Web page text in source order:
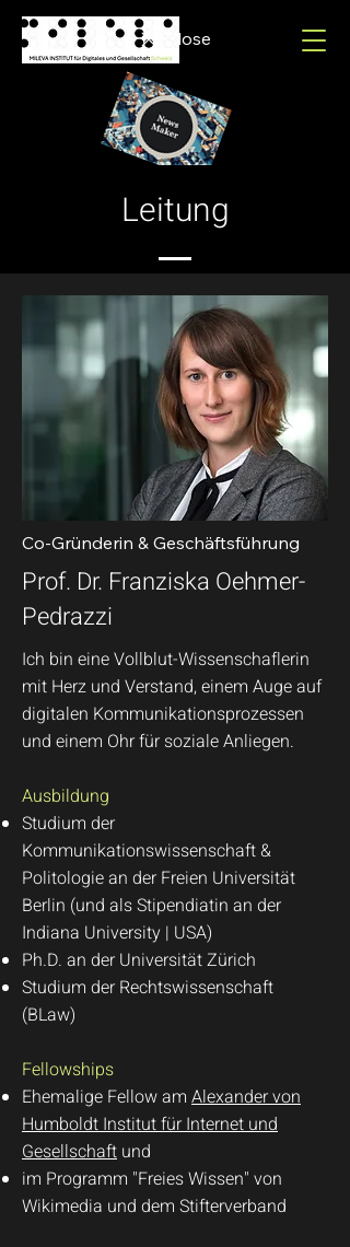
Close
Leitung
Co-Gründerin & Geschäftsführung
Prof. Dr. Franziska Oehmer-
Pedrazzi
Ich bin eine Vollblut-Wissenschaflerin
mit Herz und Verstand, einem Auge auf
digitalen Kommunikationsprozessen
und einem Ohr für soziale Anliegen.
Ausbildung
Studium der
Kommunikationswissenschaft &
Politologie an der Freien Universität
Berlin (und als Stipendiatin an der
Indiana University | USA)
Ph.D. an der Universität Zürich
Studium der Rechtswissenschaft
(BLaw)
Fellowships
Ehemalige Fellow am Alexander von
Humboldt Institut für Internet und
Gesellschaft und
im Programm "Freies Wissen" von
Wikimedia und dem Stifterverband